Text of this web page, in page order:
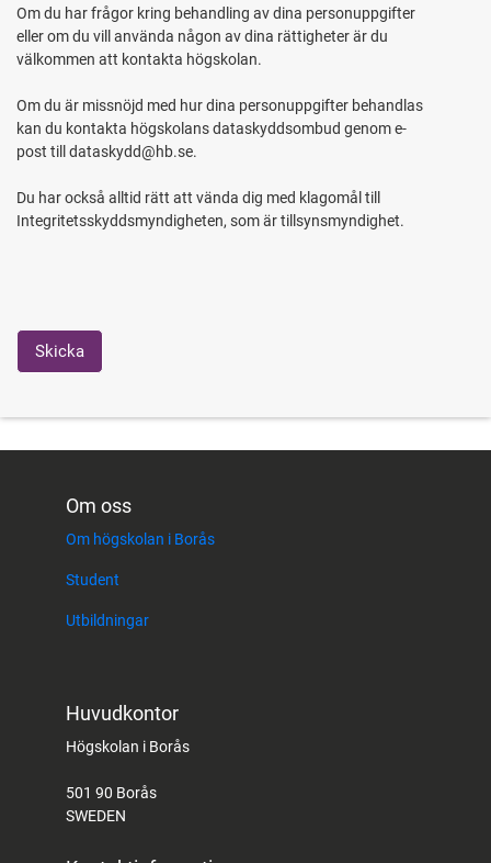
Om du har frågor kring behandling av dina personuppgifter
eller om du vill använda någon av dina rättigheter är du
välkommen att kontakta högskolan.
Om du är missnöjd med hur dina personuppgifter behandlas
kan du kontakta högskolans dataskyddsombud genom e-
post till dataskydd@hb.se.
Du har också alltid rätt att vända dig med klagomål till
Integritetsskyddsmyndigheten, som är tillsynsmyndighet.
Om oss
Om högskolan i Borås
Student
Utbildningar
Huvudkontor
Högskolan i Borås
501 90 Borås
SWEDEN